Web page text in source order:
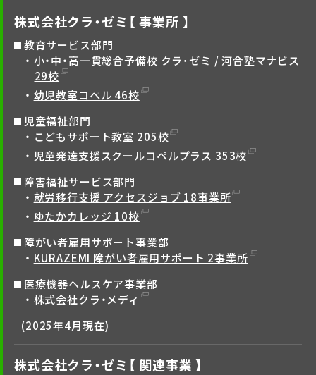
株式会社クラ・ゼミ【 事業所 】
教育サービス部門
小・中・高一貫総合予備校 クラ･ゼミ / 河合塾マナビス
29校
幼児教室コペル 46校
児童福祉部門
こどもサポート教室 205校
児童発達支援スクールコペルプラス 353校
障害福祉サービス部門
就労移行支援 アクセスジョブ 18事業所
ゆたかカレッジ 10校
障がい者雇用サポート事業部
KURAZEMI 障がい者雇用サポート 2事業所
医療機器ヘルスケア事業部
株式会社クラ・メディ
(2025年4月現在)
株式会社クラ・ゼミ【 関連事業 】